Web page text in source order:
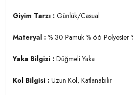
3DY1CF21S113008.65
Giyim Tarzı : Günlük/Casual
Materyal : % 30 Pamuk % 66 Polyester
Yaka Bilgisi : Düğmeli Yaka
Kol Bilgisi : Uzun Kol, Katlanabilir